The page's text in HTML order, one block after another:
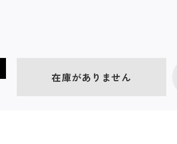
在庫がありません